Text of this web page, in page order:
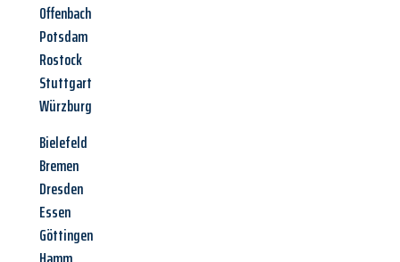
Offenbach
Potsdam
Rostock
Stuttgart
Würzburg
Bielefeld
Bremen
Dresden
Essen
Göttingen